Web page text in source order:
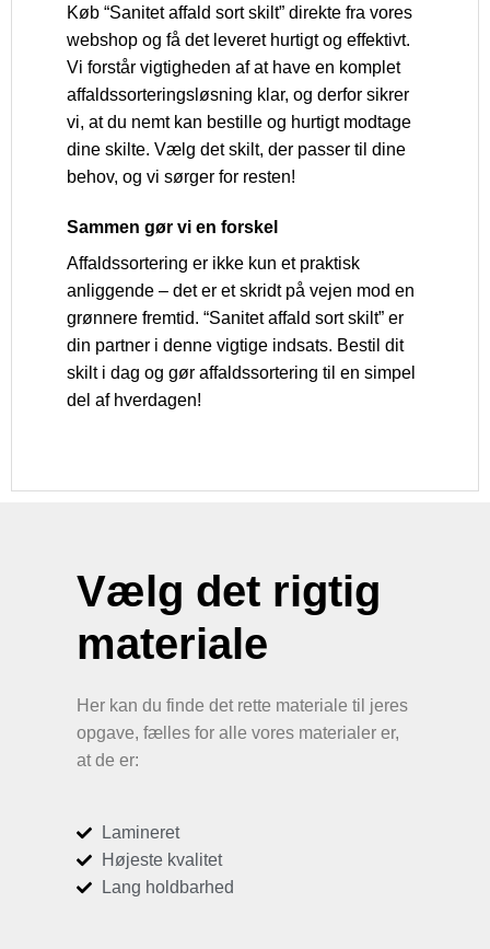
Køb “Sanitet affald sort skilt” direkte fra vores
webshop og få det leveret hurtigt og effektivt.
Vi forstår vigtigheden af at have en komplet
affaldssorteringsløsning klar, og derfor sikrer
vi, at du nemt kan bestille og hurtigt modtage
dine skilte. Vælg det skilt, der passer til dine
behov, og vi sørger for resten!
Sammen gør vi en forskel
Affaldssortering er ikke kun et praktisk
anliggende – det er et skridt på vejen mod en
grønnere fremtid. “Sanitet affald sort skilt” er
din partner i denne vigtige indsats. Bestil dit
skilt i dag og gør affaldssortering til en simpel
del af hverdagen!
Vælg det rigtig
materiale
Her kan du finde det rette materiale til jeres
opgave, fælles for alle vores materialer er,
at de er:
Lamineret
Højeste kvalitet
Lang holdbarhed